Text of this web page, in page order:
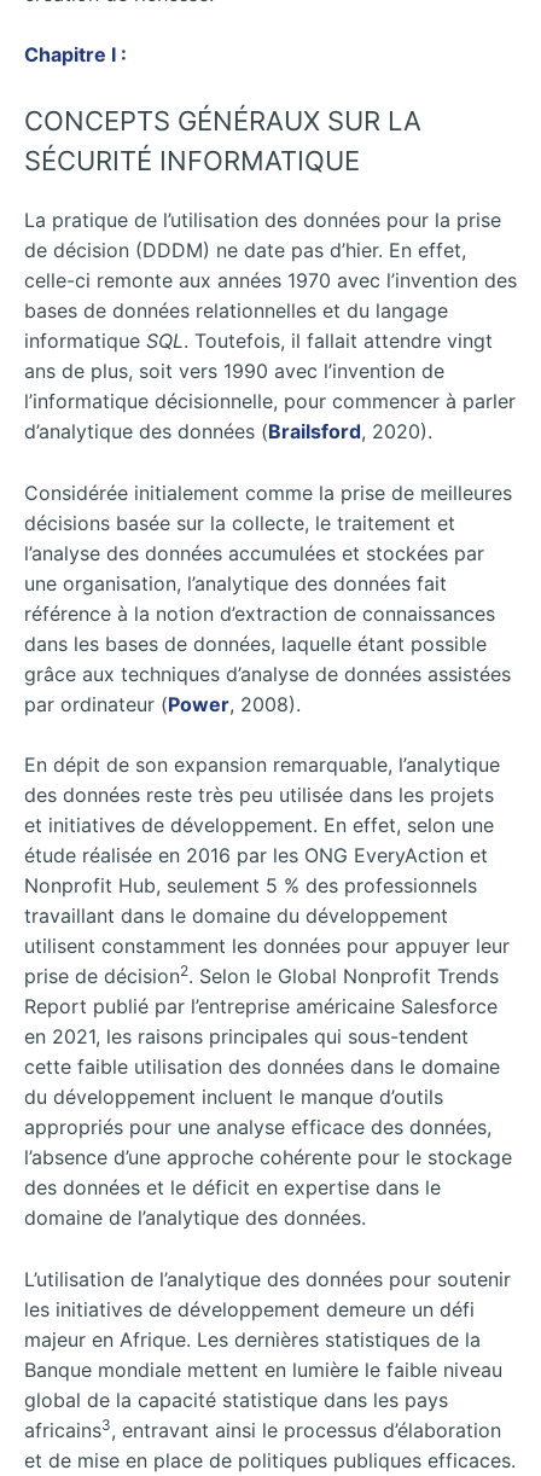
Chapitre I :
CONCEPTS GÉNÉRAUX SUR LA
SÉCURITÉ INFORMATIQUE
La pratique de l’utilisation des données pour la prise
de décision (DDDM) ne date pas d’hier. En effet,
celle-ci remonte aux années 1970 avec l’invention des
bases de données relationnelles et du langage
informatique SQL. Toutefois, il fallait attendre vingt
ans de plus, soit vers 1990 avec l’invention de
l’informatique décisionnelle, pour commencer à parler
d’analytique des données (Brailsford, 2020).
Considérée initialement comme la prise de meilleures
décisions basée sur la collecte, le traitement et
l’analyse des données accumulées et stockées par
une organisation, l’analytique des données fait
référence à la notion d’extraction de connaissances
dans les bases de données, laquelle étant possible
grâce aux techniques d’analyse de données assistées
par ordinateur (Power, 2008).
En dépit de son expansion remarquable, l’analytique
des données reste très peu utilisée dans les projets
et initiatives de développement. En effet, selon une
étude réalisée en 2016 par les ONG EveryAction et
Nonprofit Hub, seulement 5 % des professionnels
travaillant dans le domaine du développement
utilisent constamment les données pour appuyer leur
prise de décision2. Selon le Global Nonprofit Trends
Report publié par l’entreprise américaine Salesforce
en 2021, les raisons principales qui sous-tendent
cette faible utilisation des données dans le domaine
du développement incluent le manque d’outils
appropriés pour une analyse efficace des données,
l’absence d’une approche cohérente pour le stockage
des données et le déficit en expertise dans le
domaine de l’analytique des données.
L’utilisation de l’analytique des données pour soutenir
les initiatives de développement demeure un défi
majeur en Afrique. Les dernières statistiques de la
Banque mondiale mettent en lumière le faible niveau
global de la capacité statistique dans les pays
africains3, entravant ainsi le processus d’élaboration
et de mise en place de politiques publiques efficaces.